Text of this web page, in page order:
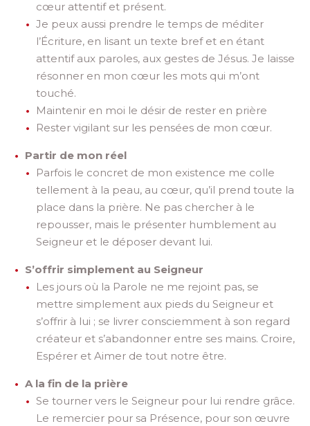
cœur attentif et présent.
Je peux aussi prendre le temps de méditer
l’Écriture, en lisant un texte bref et en étant
attentif aux paroles, aux gestes de Jésus. Je laisse
résonner en mon cœur les mots qui m’ont
touché.
Maintenir en moi le désir de rester en prière
Rester vigilant sur les pensées de mon cœur.
Partir de mon réel
Parfois le concret de mon existence me colle
tellement à la peau, au cœur, qu’il prend toute la
place dans la prière. Ne pas chercher à le
repousser, mais le présenter humblement au
Seigneur et le déposer devant lui.
S’offrir simplement au Seigneur
Les jours où la Parole ne me rejoint pas, se
mettre simplement aux pieds du Seigneur et
s’offrir à lui ; se livrer consciemment à son regard
créateur et s’abandonner entre ses mains. Croire,
Espérer et Aimer de tout notre être.
A la fin de la prière
Se tourner vers le Seigneur pour lui rendre grâce.
Le remercier pour sa Présence, pour son œuvre